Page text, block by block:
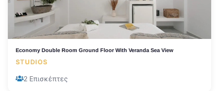
Economy Double Room Ground Floor With Veranda Sea View
STUDIOS
2 Επισκέπτες